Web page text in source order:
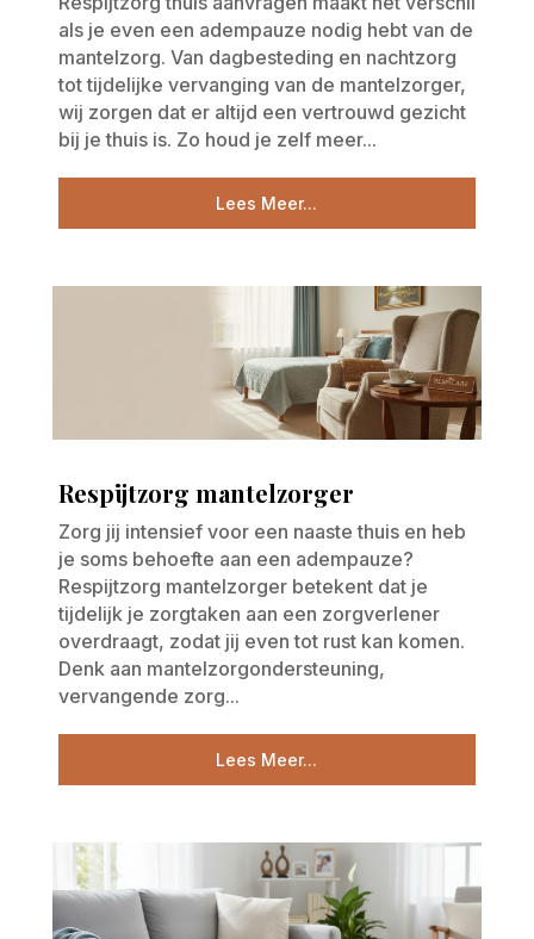
als je even een adempauze nodig hebt van de
mantelzorg. Van dagbesteding en nachtzorg
tot tijdelijke vervanging van de mantelzorger,
wij zorgen dat er altijd een vertrouwd gezicht
bij je thuis is. Zo houd je zelf meer...
Lees Meer...
Respijtzorg mantelzorger
Zorg jij intensief voor een naaste thuis en heb
je soms behoefte aan een adempauze?
Respijtzorg mantelzorger betekent dat je
tijdelijk je zorgtaken aan een zorgverlener
overdraagt, zodat jij even tot rust kan komen.
Denk aan mantelzorgondersteuning,
vervangende zorg...
Lees Meer...